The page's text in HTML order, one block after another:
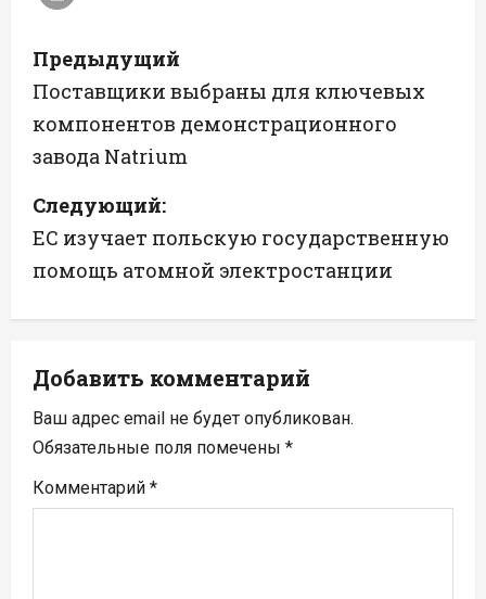
Н
а
в
г
а
ц
и
я
п
о
Предыдущий
Поставщики выбраны для ключевых
компонентов демонстрационного
завода Natrium
Следующий:
ЕС изучает польскую государственную
помощь атомной электростанции
Добавить комментарий
Ваш адрес email не будет опубликован.
Обязательные поля помечены *
Комментарий *